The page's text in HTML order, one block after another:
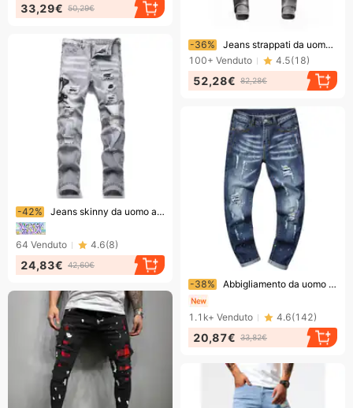
33,29€ 50,29€
Finendo presto!
-36%
Jeans strappati da uomo, stile street, stile retrò, grigi, leggermente elasticizzati, vestibilità slim, patchwork
100+ Venduto 4.5(18)
52,28€ 82,28€
Finendo presto!
-42% Jeans skinny da uomo azzurri strappati, vita bassa, vestibilità slim, stile europeo, pantaloni lunghi ricamati alla moda, stile streetwear
64 Venduto 4.6(8)
24,83€ 42,60€
Finendo presto!
-38% Abbigliamento da uomo Jeans aderenti elasticizzati con piccoli strappi e ricami da uomo Pantaloni da uomo con strisce di vernice e toppe di vernice
1.1k+ Venduto 4.6(142)
20,87€ 33,82€